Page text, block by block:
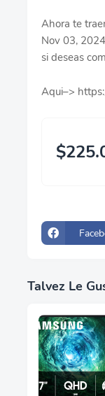
Ahora te
Nov 03,
si deseas
Aqui–>
Talvez Le